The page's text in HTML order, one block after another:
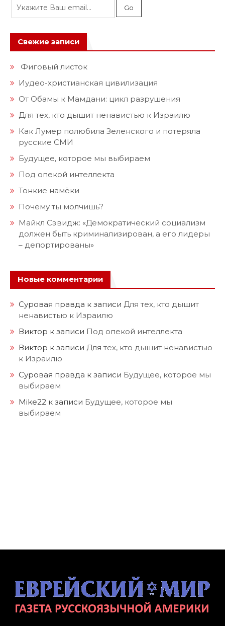
Свежие записи
Фиговый листок
Иудео-христианская цивилизация
От Обамы к Мамдани: цикл разрушения
Для тех, кто дышит ненавистью к Израилю
Как Лумер полюбила Зеленского и потеряла
русские СМИ
Будущее, которое мы выбираем
Под опекой интеллекта
Тонкие намёки
Почему ты молчишь?
Майкл Сэвидж: «Демократический социализм
должен быть криминализирован, а его лидеры
– депортированы»
Новые комментарии
Суровая правда к записи Для тех, кто дышит
ненавистью к Израилю
Виктор к записи Под опекой интеллекта
Виктор к записи Для тех, кто дышит ненавистью
к Израилю
Суровая правда к записи Будущее, которое мы
выбираем
Mike22 к записи Будущее, которое мы
выбираем